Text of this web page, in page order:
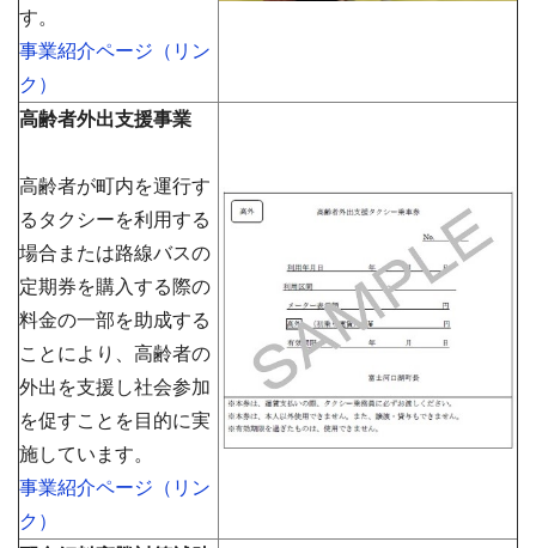
す。
事業紹介ページ（リン
ク）
高齢者外出支援事業
高齢者が町内を運行す
るタクシーを利用する
場合または路線バスの
定期券を購入する際の
料金の一部を助成する
ことにより、高齢者の
外出を支援し社会参加
を促すことを目的に実
施しています。
事業紹介ページ（リン
ク）